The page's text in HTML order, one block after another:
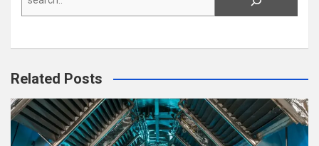
Related Posts